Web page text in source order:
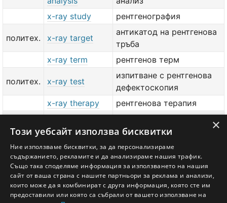
x-ray study
рентгенография
политех. x-ray target
антикатод на рентгенова
тръба
x-ray term
рентгенов терм
политех. x-ray test
изпитване с рентгенова
дефектоскопия
x-ray therapy
рентгенова терапия
тех.
box
мед.
тех.
x-ray viewer
box
негатоскоп
добави значение или преводтук
×
Този уебсайт използва бисквитки
Ние използваме бисквитки, за да персонализираме
съдържанието, рекламите и да анализираме нашия трафик.
Също така споделяме информация за използването на нашия
сайт от ваша страна с нашите партньори за реклама и анализи,
които може да я комбинират с друга информация, която сте им
предоставили или която са събрали от вашето използване на